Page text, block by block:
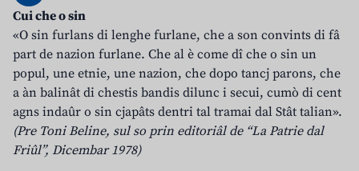
Cui che o sin
«O sin furlans di lenghe furlane, che a son convints di fâ
part de nazion furlane. Che al è come dî che o sin un
popul, une etnie, une nazion, che dopo tancj parons, che
a àn balinât di chestis bandis dilunc i secui, cumò di cent
agns indaûr o sin cjapâts dentri tal tramai dal Stât talian».
(Pre Toni Beline, sul so prin editoriâl de “La Patrie dal
Friûl”, Dicembar 1978)